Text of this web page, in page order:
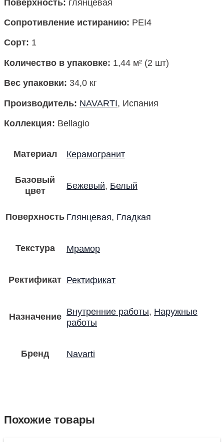
Сопротивление истиранию: PEI4
Сорт: 1
Количество в упаковке: 1,44 м² (2 шт)
Вес упаковки: 34,0 кг
Производитель: NAVARTI, Испания
Коллекция: Bellagio
Материал Керамогранит
Базовый
цвет
Бежевый, Белый
Поверхность Глянцевая, Гладкая
Текстура Мрамор
Ректификат Ректификат
Назначение
Внутренние работы, Наружные
работы
Бренд Navarti
Похожие товары